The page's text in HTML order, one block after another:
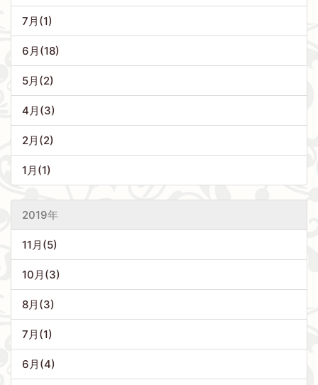
7月(1)
6月(18)
5月(2)
4月(3)
2月(2)
1月(1)
2019年
11月(5)
10月(3)
8月(3)
7月(1)
6月(4)